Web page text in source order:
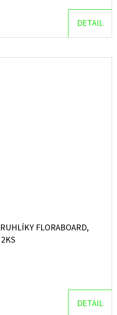
DETAIL
FLORABOARD,
DETAIL